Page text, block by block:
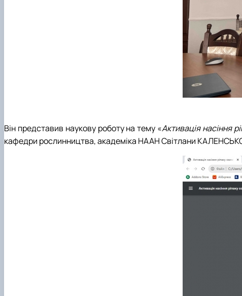
Він представив наукову роботу на тему «Активація насіння
кафедри рослинництва, академіка НААН Світлани